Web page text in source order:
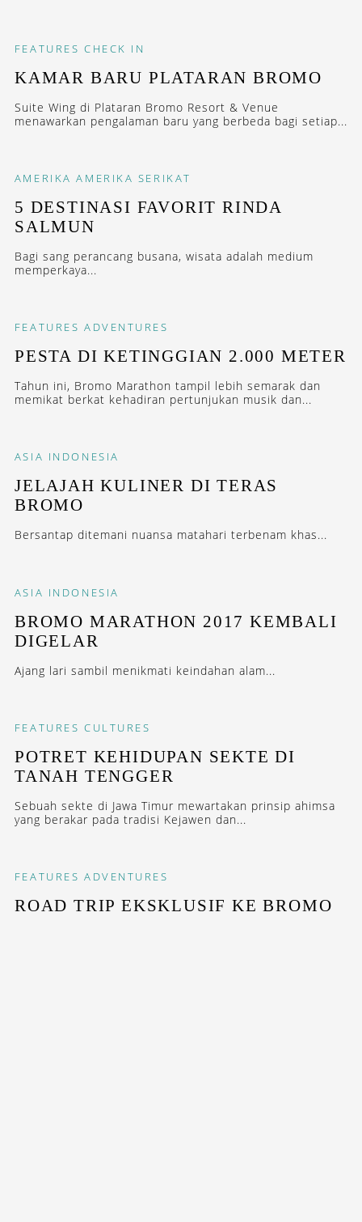
FEATURES CHECK IN
KAMAR BARU PLATARAN BROMO
Suite Wing di Plataran Bromo Resort & Venue
menawarkan pengalaman baru yang berbeda bagi setiap...
AMERIKA AMERIKA SERIKAT
5 DESTINASI FAVORIT RINDA
SALMUN
Bagi sang perancang busana, wisata adalah medium
memperkaya...
FEATURES ADVENTURES
PESTA DI KETINGGIAN 2.000 METER
Tahun ini, Bromo Marathon tampil lebih semarak dan
memikat berkat kehadiran pertunjukan musik dan...
ASIA INDONESIA
JELAJAH KULINER DI TERAS
BROMO
Bersantap ditemani nuansa matahari terbenam khas...
ASIA INDONESIA
BROMO MARATHON 2017 KEMBALI
DIGELAR
Ajang lari sambil menikmati keindahan alam...
FEATURES CULTURES
POTRET KEHIDUPAN SEKTE DI
TANAH TENGGER
Sebuah sekte di Jawa Timur mewartakan prinsip ahimsa
yang berakar pada tradisi Kejawen dan...
FEATURES ADVENTURES
ROAD TRIP EKSKLUSIF KE BROMO